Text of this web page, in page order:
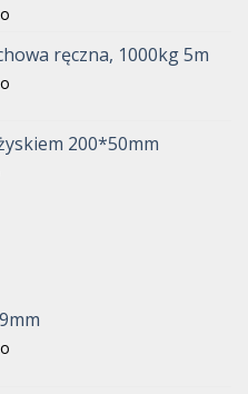
ręczna, 1000kg 5m
200*50mm